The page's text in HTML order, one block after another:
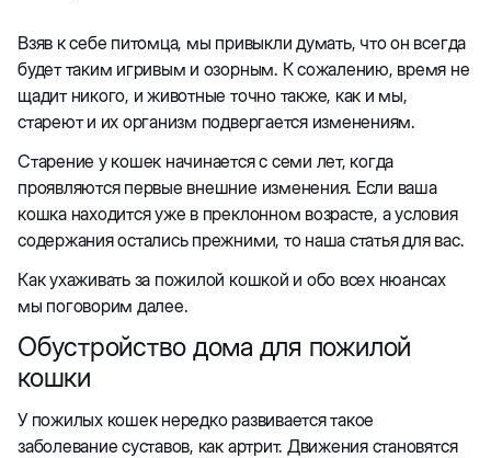
Взяв к себе питомца, мы привыкли думать, что он всегда
будет таким игривым и озорным. К сожалению, время не
щадит никого, и животные точно также, как и мы,
стареют и их организм подвергается изменениям.
Старение у кошек начинается с семи лет, когда
проявляются первые внешние изменения. Если ваша
кошка находится уже в преклонном возрасте, а условия
содержания остались прежними, то наша статья для вас.
Как ухаживать за пожилой кошкой и обо всех нюансах
мы поговорим далее.
Обустройство дома для пожилой
кошки
У пожилых кошек нередко развивается такое
заболевание суставов, как артрит. Движения становятся